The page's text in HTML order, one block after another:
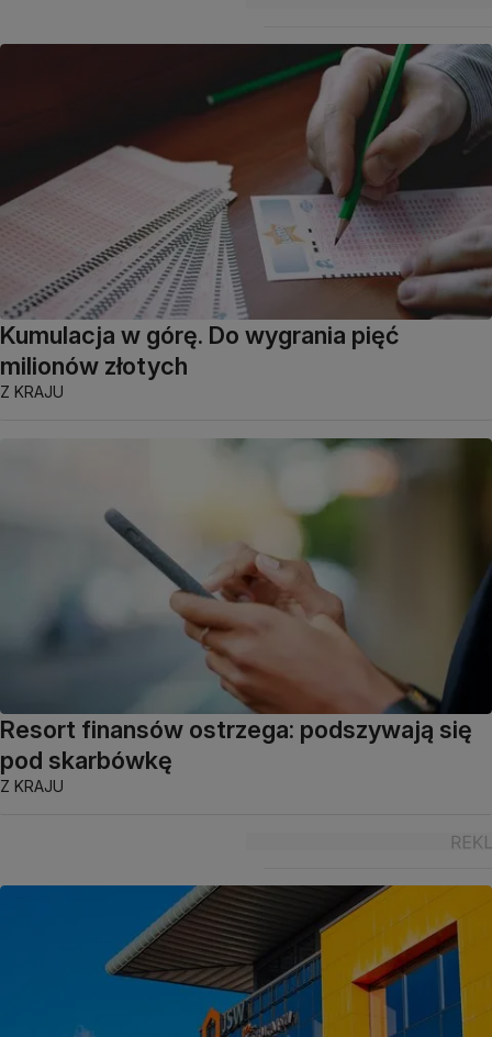
Kumulacja w górę. Do wygrania pięć
milionów złotych
Z KRAJU
Resort finansów ostrzega: podszywają się
pod skarbówkę
Z KRAJU